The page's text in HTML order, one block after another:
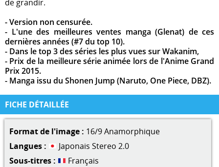
de grandir.
- Version non censurée.
- L'une des meilleures ventes manga (Glenat) de ces
dernières années (#7 du top 10).
- Dans le top 3 des séries les plus vues sur Wakanim,
- Prix de la meilleure série animée lors de l'Anime Grand
Prix 2015.
- Manga issu du Shonen Jump (Naruto, One Piece, DBZ).
FICHE DÉTAILLÉE
Format de l'image : 16/9 Anamorphique
Langues :
Japonais Stereo 2.0
Sous-titres :
Français